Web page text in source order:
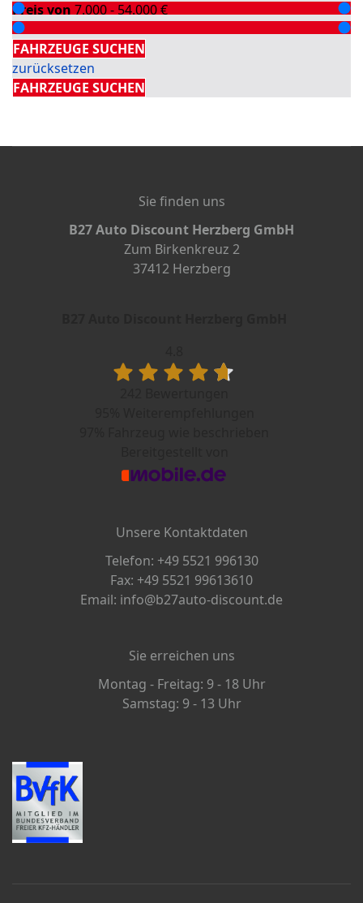
Preis von 7.000 - 54.000€
Detailsuche
FAHRZEUGE SUCHEN
zurücksetzen
FAHRZEUGE SUCHEN
Sie finden uns
B27 Auto Discount Herzberg GmbH
Zum Birkenkreuz 2
37412 Herzberg
Unsere Kontaktdaten
Telefon: +49 5521 996130
Fax: +49 5521 99613610
Email: info@b27auto-discount.de
Sie erreichen uns
Montag - Freitag: 9 - 18 Uhr
Samstag: 9 - 13 Uhr